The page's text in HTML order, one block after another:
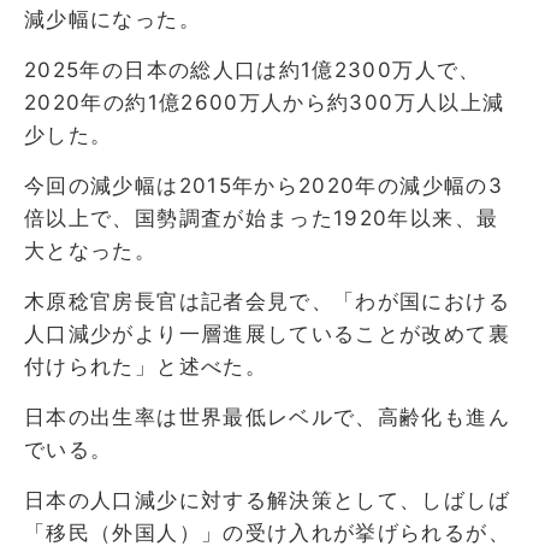
減少幅になった。
2025年の日本の総人口は約1億2300万人で、
2020年の約1億2600万人から約300万人以上減
少した。
今回の減少幅は2015年から2020年の減少幅の3
倍以上で、国勢調査が始まった1920年以来、最
大となった。
木原稔官房長官は記者会見で、「わが国における
人口減少がより一層進展していることが改めて裏
付けられた」と述べた。
日本の出生率は世界最低レベルで、高齢化も進ん
でいる。
日本の人口減少に対する解決策として、しばしば
「移民（外国人）」の受け入れが挙げられるが、